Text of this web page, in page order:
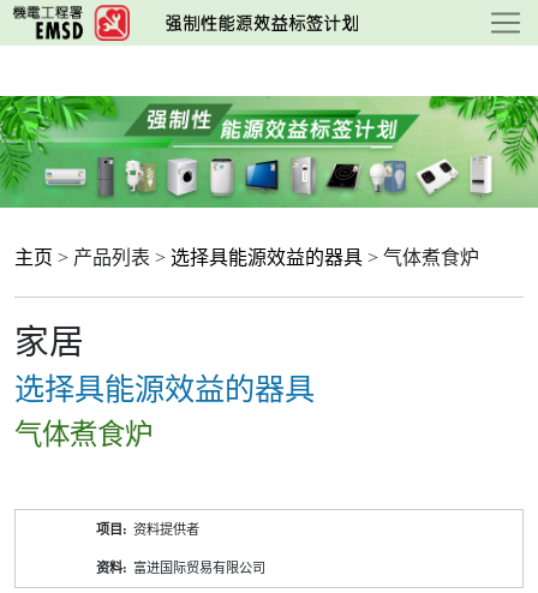
跳
至
要
内
容
主页 > 产品列表 > 选择具能源效益的器具 > 气体煮食炉
家居
选择具能源效益的器具
气体煮食炉
资料提供者
富进国际贸易有限公司